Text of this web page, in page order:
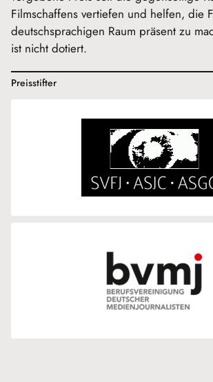
Filmschaffens vertiefen und helfen, die
deutschsprachigen Raum präsent zu
ist nicht dotiert.
Preisstifter